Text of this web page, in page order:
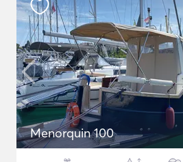
Menorquin 100